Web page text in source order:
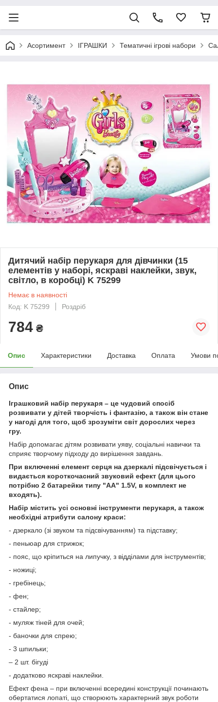
Асортимент ІГРАШКИ Тематичні ігрові набори
Дитячий набір перукаря для дівчинки (15
елементів у наборі, яскраві наклейки, звук,
світло, в коробці) K 75299
Немає в наявності
Код: K 75299
Роздріб
784 ₴
Опис Характеристики Доставка Оплата Умови
Опис
Іграшковий набір перукаря – це чудовий спосіб
розвивати у дітей творчість і фантазію, а також він стане
у нагоді для того, щоб зрозуміти світ дорослих через
гру.
Набір допомагає дітям розвивати уяву, соціальні навички та
сприяє творчому підходу до вирішення завдань.
При включенні елемент серця на дзеркалі підсвічується і
видається короткочасний звуковий ефект (для цього
потрібно 2 батарейки типу "АА" 1.5V, в комплект не
входять).
Набір містить усі основні інструменти перукаря, а також
необхідні атрибути салону краси:
- дзеркало (зі звуком та підсвічуванням) та підставку;
- пеньюар для стрижок;
- пояс, що кріпиться на липучку, з відділами для інструментів;
- ножиці;
- гребінець;
- фен;
- стайлер;
- муляж тіней для очей;
- баночки для спрею;
- 3 шпильки;
– 2 шт. бігуді
- додатково яскраві наклейки.
Ефект фена – при включенні всередині конструкції починають
обертатися лопаті, що створюють характерний звук роботи